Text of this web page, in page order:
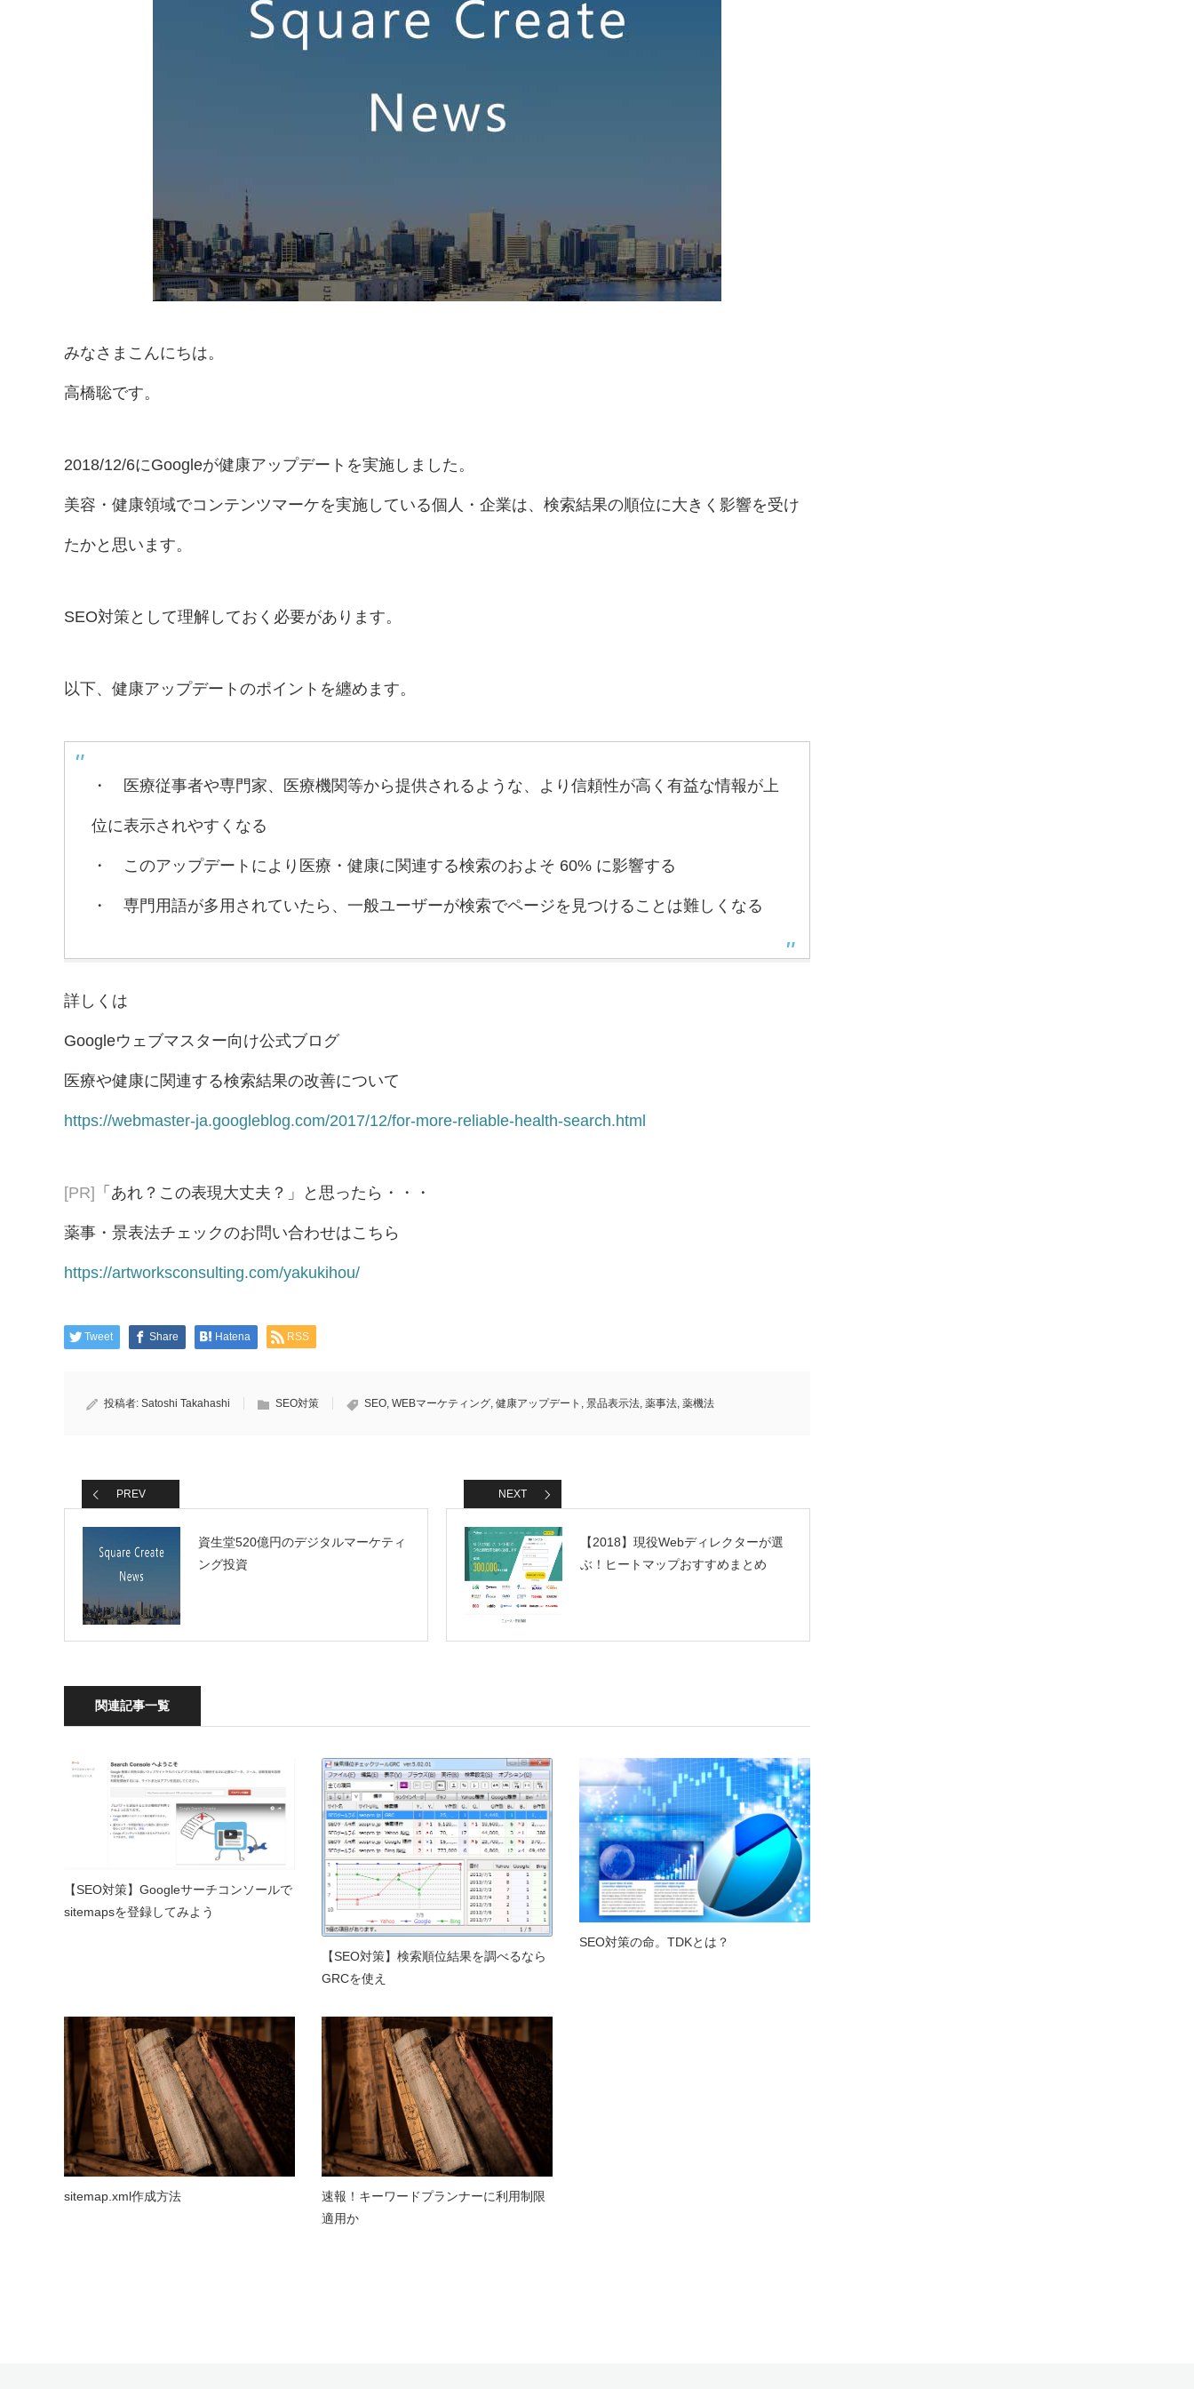
みなさまこんにちは。
高橋聡です。
2018/12/6にGoogleが健康アップデートを実施しました。
美容・健康領域でコンテンツマーケを実施している個人・企業は、検索結果の順位に大きく影響を受け
たかと思います。
SEO対策として理解しておく必要があります。
以下、健康アップデートのポイントを纏めます。
・ 医療従事者や専門家、医療機関等から提供されるような、より信頼性が高く有益な情報が上
位に表示されやすくなる
・ このアップデートにより医療・健康に関連する検索のおよそ 60% に影響する
・ 専門用語が多用されていたら、一般ユーザーが検索でページを見つけることは難しくなる
詳しくは
Googleウェブマスター向け公式ブログ
医療や健康に関連する検索結果の改善について
https://webmaster-ja.googleblog.com/2017/12/for-more-reliable-health-search.html
[PR] 「あれ？この表現大丈夫？」と思ったら・・・
薬事・景表法チェックのお問い合わせはこちら
https://artworksconsulting.com/yakukihou/
Tweet Share Hatena RSS
投稿者: Satoshi Takahashi SEO対策 SEO, WEBマーケティング, 健康アップデート , 景品表示法, 薬事法, 薬機法
PREV
資生堂520億円のデジタルマーケティ
ング投資
NEXT
【2018】現役Webディレクターが選
ぶ！ヒートマップおすすめまとめ
関連記事一覧
【SEO対策】Googleサーチコンソールで
sitemapsを登録してみよう
【SEO対策】検索順位結果を調べるなら
GRCを使え
SEO対策の命。TDKとは？
sitemap.xml作成方法
速報！キーワードプランナーに利用制限
適用か